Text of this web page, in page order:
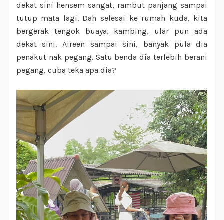
dekat sini hensem sangat, rambut panjang sampai
tutup mata lagi. Dah selesai ke rumah kuda, kita
bergerak tengok buaya, kambing, ular pun ada
dekat sini. Aireen sampai sini, banyak pula dia
penakut nak pegang. Satu benda dia terlebih berani
pegang, cuba teka apa dia?